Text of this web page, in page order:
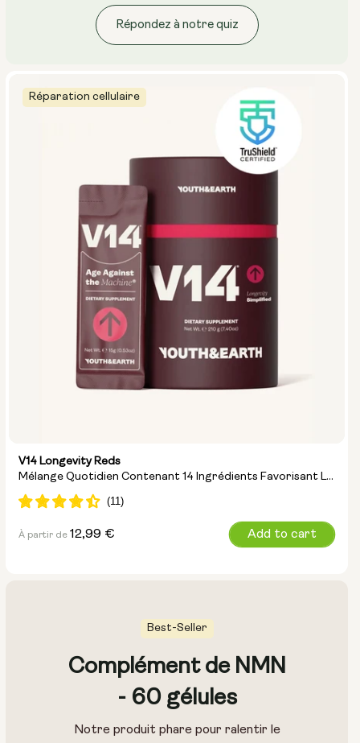
Réparation cellulaire
V14 Longevity Reds
Mélange Quotidien Contenant 14 Ingrédients Favorisant La
Longévité
Prix
À partir de 12,99 € Add to cart
Best-Seller
Complément de NMN
- 60 gélules
Notre produit phare pour ralentir le
Répondez à notre quiz